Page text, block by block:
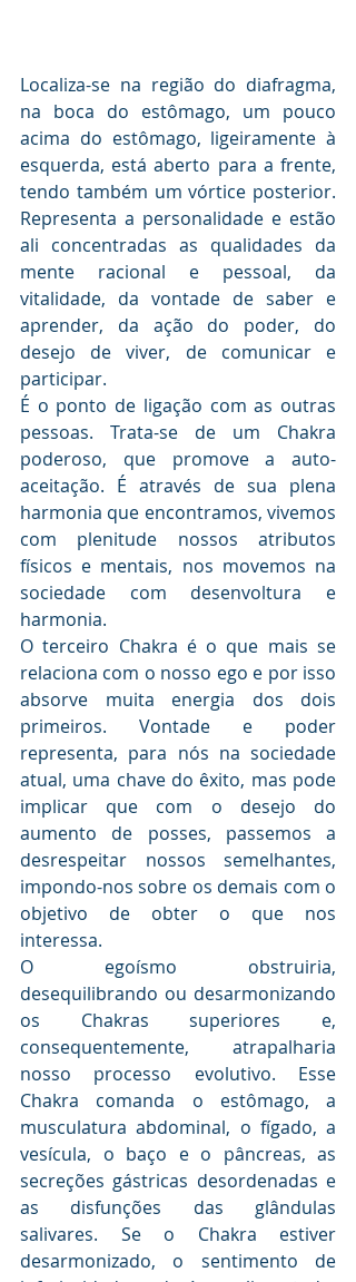
Localiza-se na região do diafragma,
na boca do estômago, um pouco
acima do estômago, ligeiramente à
esquerda, está aberto para a frente,
tendo também um vórtice posterior.
Representa a personalidade e estão
ali concentradas as qualidades da
mente racional e pessoal, da
vitalidade, da vontade de saber e
aprender, da ação do poder, do
desejo de viver, de comunicar e
participar.
É o ponto de ligação com as outras
pessoas. Trata-se de um Chakra
poderoso, que promove a auto-
aceitação. É através de sua plena
harmonia que encontramos, vivemos
com plenitude nossos atributos
físicos e mentais, nos movemos na
sociedade com desenvoltura e
harmonia.
O terceiro Chakra é o que mais se
relaciona com o nosso ego e por isso
absorve muita energia dos dois
primeiros. Vontade e poder
representa, para nós na sociedade
atual, uma chave do êxito, mas pode
implicar que com o desejo do
aumento de posses, passemos a
desrespeitar nossos semelhantes,
impondo-nos sobre os demais com o
objetivo de obter o que nos
interessa.
O egoísmo obstruiria,
desequilibrando ou desarmonizando
os Chakras superiores e,
consequentemente, atrapalharia
nosso processo evolutivo. Esse
Chakra comanda o estômago, a
musculatura abdominal, o fígado, a
vesícula, o baço e o pâncreas, as
secreções gástricas desordenadas e
as disfunções das glândulas
salivares. Se o Chakra estiver
desarmonizado, o sentimento de